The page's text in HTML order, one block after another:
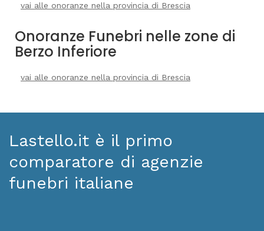
vai alle onoranze nella provincia di Brescia
Onoranze Funebri nelle zone di
Berzo Inferiore
vai alle onoranze nella provincia di Brescia
Lastello.it è il primo
comparatore di agenzie
funebri italiane